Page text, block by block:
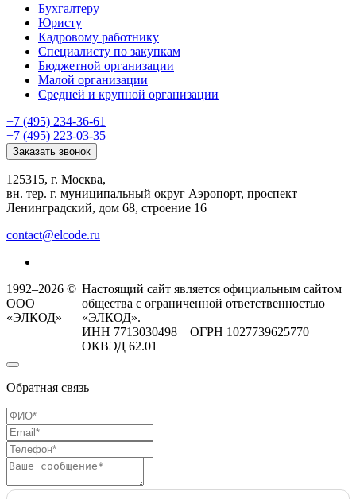
Бухгалтеру
Юристу
Кадровому работнику
Специалисту по закупкам
Бюджетной организации
Малой организации
Средней и крупной организации
+7 (495) 234-36-61
+7 (495) 223-03-35
Заказать звонок
125315, г. Москва,
вн. тер. г. муниципальный округ Аэропорт, проспект
Ленинградский, дом 68, строение 16
contact@elcode.ru
1992–2026 ©
ООО
«ЭЛКОД»
Настоящий сайт является официальным сайтом
общества с ограниченной ответственностью
«ЭЛКОД».
ИНН 7713030498 ОГРН 1027739625770
ОКВЭД 62.01
Обратная связь